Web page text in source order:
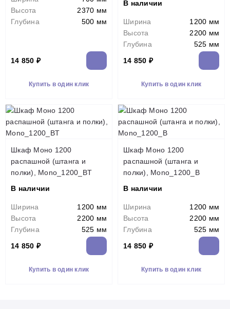
Высота
2370 мм
Глубина
500 мм
14 850 ₽
Купить в один клик
В наличии
Ширина
1200 мм
Высота
2200 мм
Глубина
525 мм
14 850 ₽
Купить в один клик
Шкаф Моно 1200
распашной (штанга и
полки), Mono_1200_BT
В наличии
Ширина
1200 мм
Высота
2200 мм
Глубина
525 мм
14 850 ₽
Купить в один клик
Шкаф Моно 1200
распашной (штанга и
полки), Mono_1200_B
В наличии
Ширина
1200 мм
Высота
2200 мм
Глубина
525 мм
14 850 ₽
Купить в один клик